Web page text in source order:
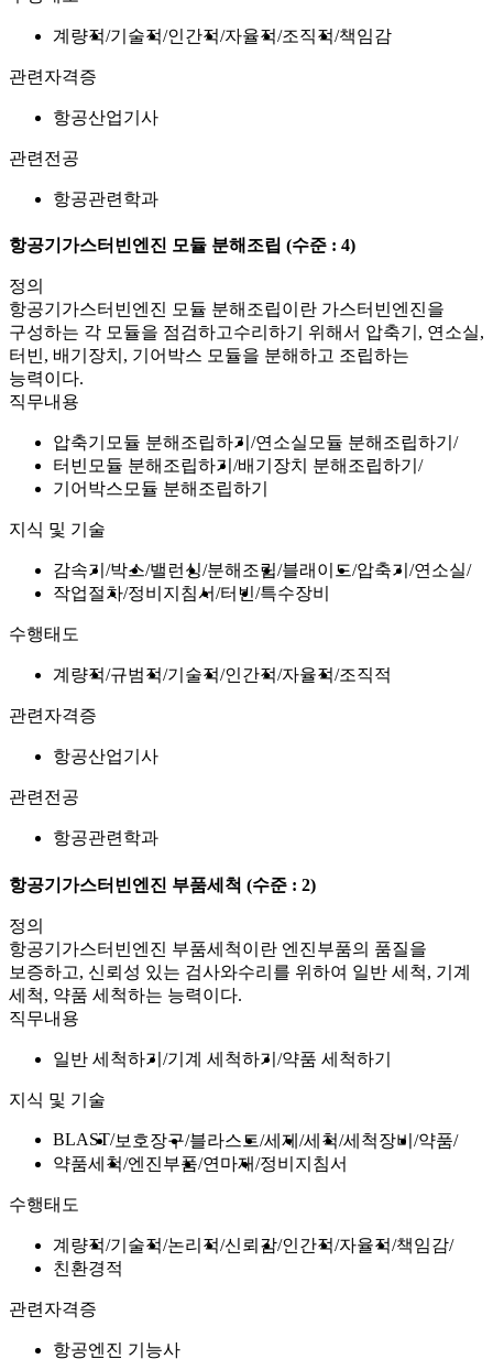
계량적 기술적 인간적 자율적 조직적 책임감
관련자격증
항공산업기사
관련전공
항공관련학과
항공기가스터빈엔진 모듈 분해조립 (수준 : 4)
정의
항공기가스터빈엔진 모듈 분해조립이란 가스터빈엔진을
구성하는 각 모듈을 점검하고수리하기 위해서 압축기, 연소실,
터빈, 배기장치, 기어박스 모듈을 분해하고 조립하는
능력이다.
직무내용
압축기모듈 분해조립하기
연소실모듈 분해조립하기
터빈모듈 분해조립하기
배기장치 분해조립하기
기어박스모듈 분해조립하기
지식 및 기술
감속기 박스 밸런싱 분해조립 블래이드 압축기
연소실
작업절차 정비지침서 터빈 특수장비
수행태도
계량적 규범적 기술적 인간적 자율적 조직적
관련자격증
항공산업기사
관련전공
항공관련학과
항공기가스터빈엔진 부품세척 (수준 : 2)
정의
항공기가스터빈엔진 부품세척이란 엔진부품의 품질을
보증하고, 신뢰성 있는 검사와수리를 위하여 일반 세척, 기계
세척, 약품 세척하는 능력이다.
직무내용
일반 세척하기 기계 세척하기 약품 세척하기
지식 및 기술
BLAST 보호장구 블라스트 세제 세척 세척장비
약품
약품세척 엔진부품 연마재 정비지침서
수행태도
계량적 기술적 논리적 신뢰감 인간적 자율적 책임감
친환경적
관련자격증
항공엔진 기능사